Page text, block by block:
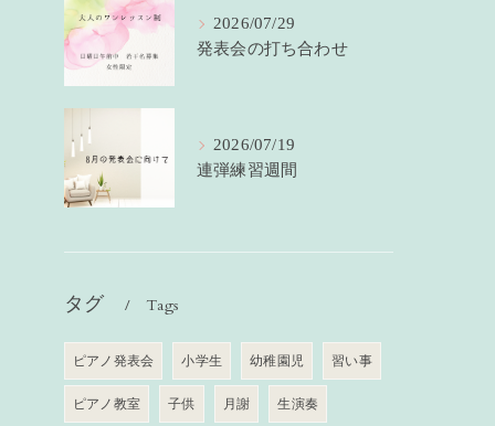
2026/07/29
発表会の打ち合わせ
2026/07/19
連弾練習週間
タグ Tags
ピアノ発表会 小学生 幼稚園児 習い事
ピアノ教室 子供 月謝 生演奏